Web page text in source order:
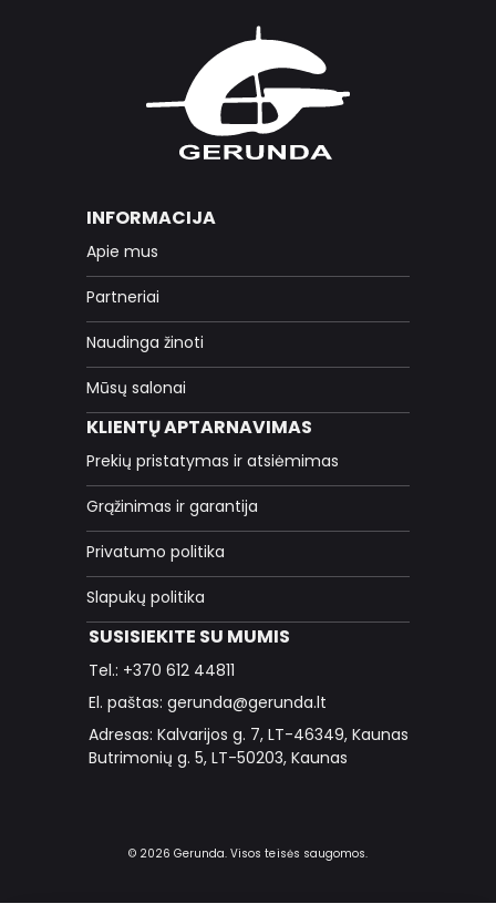
INFORMACIJA
Apie mus
Partneriai
Naudinga žinoti
Mūsų salonai
KLIENTŲ APTARNAVIMAS
Prekių pristatymas ir atsiėmimas
Grąžinimas ir garantija
Privatumo politika
Slapukų politika
SUSISIEKITE SU MUMIS
Tel.: +370 612 44811
El. paštas: gerunda@gerunda.lt
Adresas: Kalvarijos g. 7, LT-46349, Kaunas
Butrimonių g. 5, LT-50203, Kaunas
© 2026 Gerunda. Visos teisės saugomos.